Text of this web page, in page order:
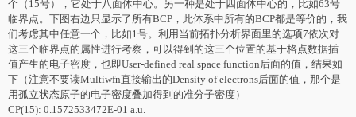
个（15号），它处于八面体中心。另一种是处于四面体中心的，比如63号
临界点。下图右边只显示了所有BCP，此体系中所有的BCP都是等价的，我
们考虑其中任意一个，比如1号。利用当前拓扑分析界面里的选项7依次对
这三个临界点的属性进行考察，可以得到的这三个位置的基于格点数据插
值产生的电子密度，也即User-defined real space function后面的值，结果如
下（注意不要读Multiwfn直接输出的Density of electrons后面的值，那个是
用孤立状态原子的电子密度叠加得到的准分子密度）
CP(15): 0.1572533472E-01 a.u.